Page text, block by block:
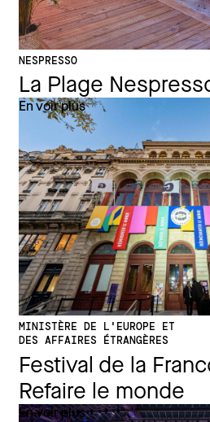
NESPRESSO
La Plage
En voir plus
MINISTÈRE DE L'EUROPE ET
DES AFFAIRES ÉTRANGÈRES
Festival de la
Refaire le monde
En voir plus